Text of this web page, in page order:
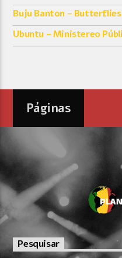
Buju Banton – Butterflies
Ubuntu – Ministereo
Páginas
Pesquisar